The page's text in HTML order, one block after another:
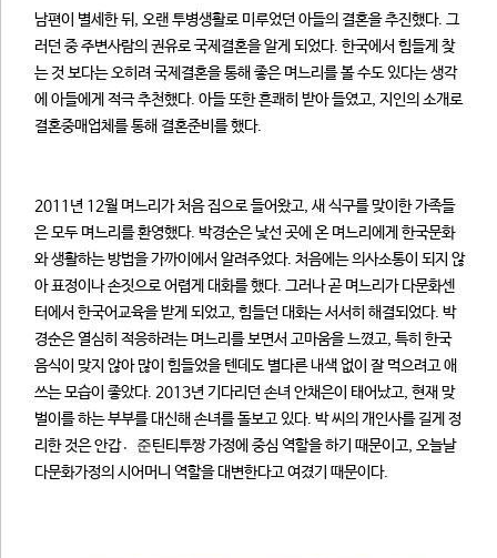
남편이 별세한 뒤, 오랜 투병생활로 미루었던 아들의 결혼을 추진했다. 그
러던 중 주변사람의 권유로 국제결혼을 알게 되었다. 한국에서 힘들게 찾
는 것 보다는 오히려 국제결혼을 통해 좋은 며느리를 볼 수도 있다는 생각
에 아들에게 적극 추천했다. 아들 또한 흔쾌히 받아 들였고, 지인의 소개로
결혼중매업체를 통해 결혼준비를 했다.
2011년 12월 며느리가 처음 집으로 들어왔고, 새 식구를 맞이한 가족들
은 모두 며느리를 환영했다. 박경순은 낯선 곳에 온 며느리에게 한국문화
와 생활하는 방법을 가까이에서 알려주었다. 처음에는 의사소통이 되지 않
아 표정이나 손짓으로 어렵게 대화를 했다. 그러나 곧 며느리가 다문화센
터에서 한국어교육을 받게 되었고, 힘들던 대화는 서서히 해결되었다. 박
경순은 열심히 적응하려는 며느리를 보면서 고마움을 느꼈고, 특히 한국
음식이 맞지 않아 많이 힘들었을 텐데도 별다른 내색 없이 잘 먹으려고 애
쓰는 모습이 좋았다. 2013년 기다리던 손녀 안채은이 태어났고, 현재 맞
벌이를 하는 부부를 대신해 손녀를 돌보고 있다. 박 씨의 개인사를 길게 정
리한 것은 안갑준〮틴티투짱 가정에 중심 역할을 하기 때문이고, 오늘날
다문화가정의 시어머니 역할을 대변한다고 여겼기 때문이다.